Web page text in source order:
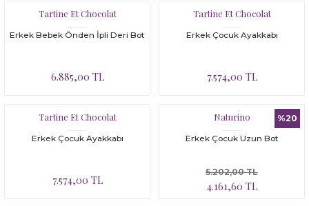
Tartine Et Chocolat
Erkek Bebek Önden İpli Deri Bot
6.885,00 TL
Tartine Et Chocolat
Erkek Çocuk Ayakkabı
7.574,00 TL
Tartine Et Chocolat
Erkek Çocuk Ayakkabı
7.574,00 TL
%20
Naturino
Erkek Çocuk Uzun Bot
4.161,60 TL
5.202,00 TL